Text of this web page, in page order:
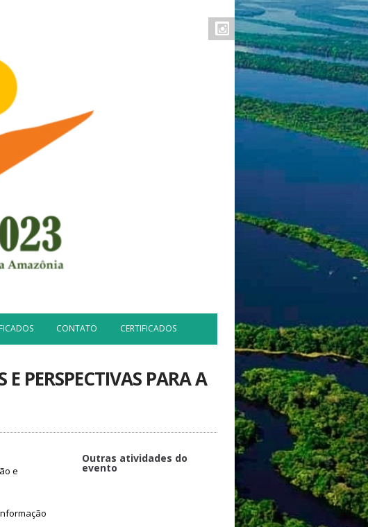
CONTATO CERTIFICADOS
PERSPECTIVAS PARA A
e
Outras atividades do
evento
APOIO